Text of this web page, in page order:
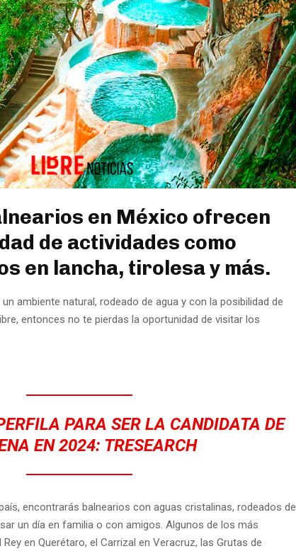
en México ofrecen
de actividades como
en lancha, tirolesa y más.
ambiente natural, rodeado de agua y con la posibilidad de
entonces no te pierdas la oportunidad de visitar los
PARA SER LA CANDIDATA DE
EN 2024: TRESEARCH
encontrarás balnearios con aguas cristalinas, rodeados de
un día en familia o con amigos. Algunos de los más
en Querétaro, el Carrizal en Veracruz, las Grutas de